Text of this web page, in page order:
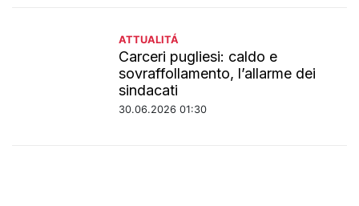
ATTUALITÁ
Carceri pugliesi: caldo e
sovraffollamento, l’allarme dei
sindacati
30.06.2026 01:30